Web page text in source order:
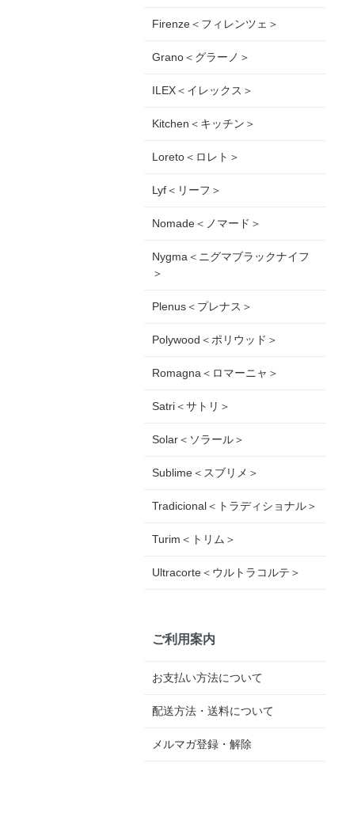
Firenze＜フィレンツェ＞
Grano＜グラーノ＞
ILEX＜イレックス＞
Kitchen＜キッチン＞
Loreto＜ロレト＞
Lyf＜リーフ＞
Nomade＜ノマード＞
Nygma＜ニグマブラックナイフ
＞
Plenus＜プレナス＞
Polywood＜ポリウッド＞
Romagna＜ロマーニャ＞
Satri＜サトリ＞
Solar＜ソラール＞
Sublime＜スブリメ＞
Tradicional＜トラディショナル＞
Turim＜トリム＞
Ultracorte＜ウルトラコルテ＞
ご利用案内
お支払い方法について
配送方法・送料について
メルマガ登録・解除